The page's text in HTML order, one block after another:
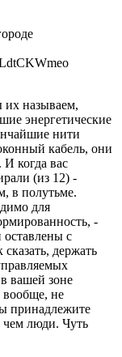
их называем,
энергетические
нити
кабель, они
когда вас
(из 12) -
в полутьме.
для
-
с
держать
вашей зоне
не
принадлежите
чем люди. Чуть